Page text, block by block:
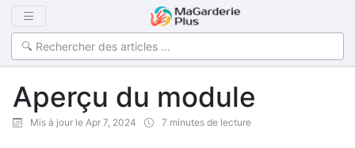
Aperçu du module
Mis à jour le Apr 7, 2024 7 minutes de lecture